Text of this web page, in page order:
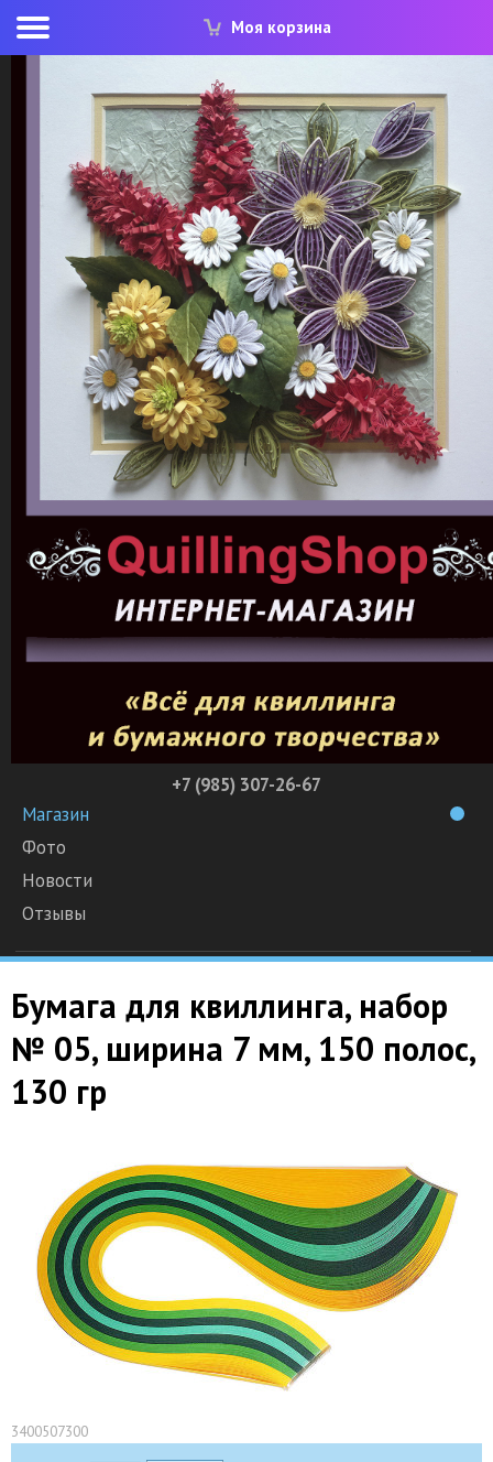
Моя корзина
+7 (985) 307-26-67
Магазин
Фото
Новости
Отзывы
Бумага для квиллинга, набор
№ 05, ширина 7 мм, 150 полос,
130 гр
3400507300